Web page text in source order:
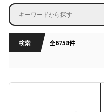
検索 全6758件